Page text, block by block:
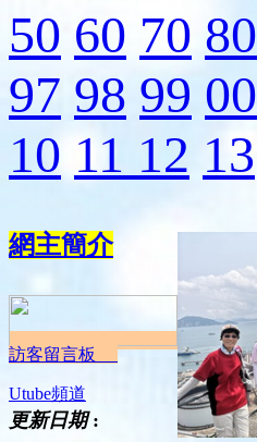
50 60 70 80
97 98 99 00
10 11 12 13
網主簡介
訪客留言板
Utube頻道
更新日期: